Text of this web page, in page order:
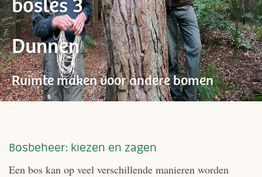
bosles 3
Dunnen
Ruimte maken voor andere bomen
Bosbeheer: kiezen en zagen
Een bos kan op veel verschillende manieren worden